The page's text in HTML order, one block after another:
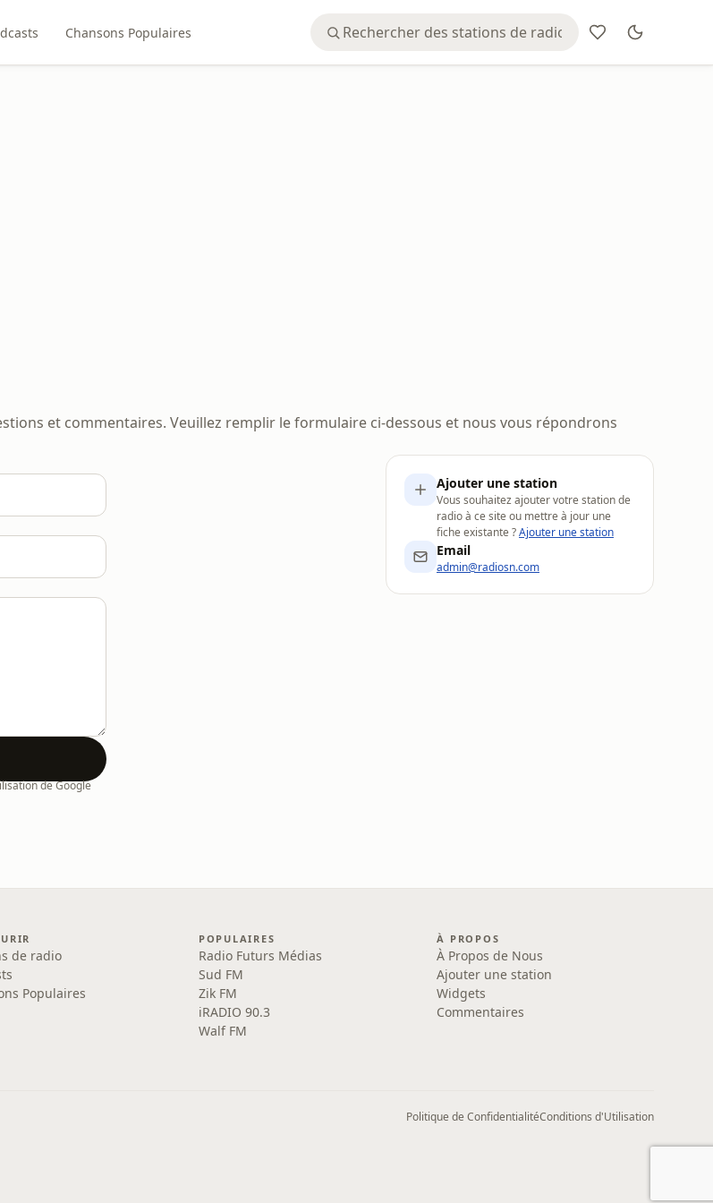
Chansons Populaires
et commentaires. Veuillez remplir le formulaire ci-dessous et nous vous répondrons
de Google
Ajouter une station
Vous souhaitez ajouter votre station de
radio à ce site ou mettre à jour une
fiche existante ?Ajouter une station
Email
admin@radiosn.com
de radio
Populaires
POPULAIRES
Radio Futurs Médias
Sud FM
Zik FM
iRADIO 90.3
Walf FM
À PROPOS
À Propos de Nous
Ajouter une station
Widgets
Commentaires
Politique de ConfidentialitéConditions d'Utilisation